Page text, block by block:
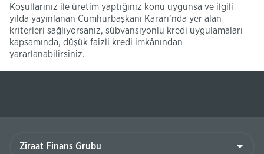
Koşullarınız ile üretim yaptığınız konu uygunsa ve ilgili
yılda yayınlanan Cumhurbaşkanı Kararı’nda yer alan
kriterleri sağlıyorsanız, sübvansiyonlu kredi uygulamaları
kapsamında, düşük faizli kredi imkânından
yararlanabilirsiniz.
Grubu